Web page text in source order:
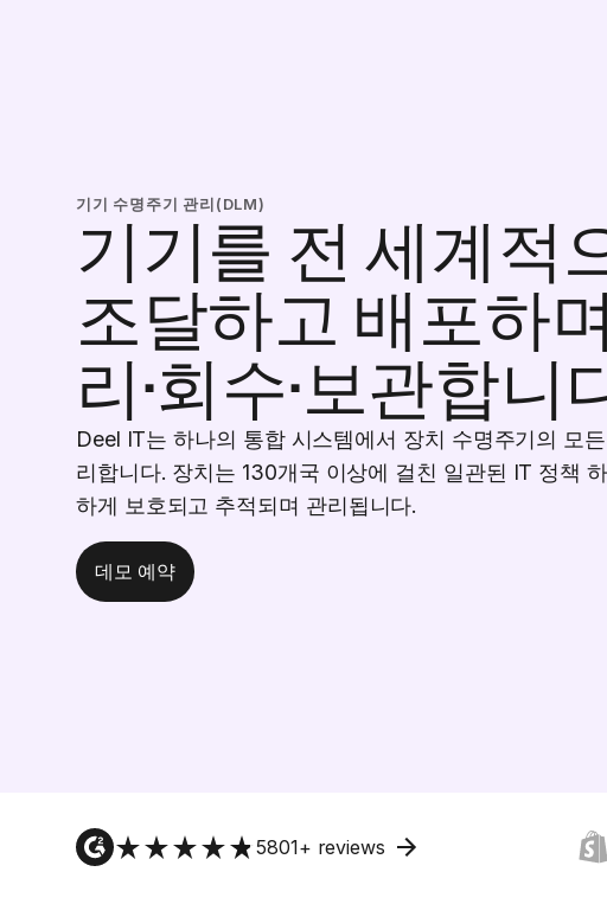
기기 수명주기 관리(DLM)
기기를 전 세계적
조달하고 배포하
리·회수·보관합니
Deel IT는 하나의 통합 시스템에서 장치 수명주기의 모
리합니다. 장치는 130개국 이상에 걸친 일관된 IT 정책
하게 보호되고 추적되며 관리됩니다.
데모 예약
5801+ reviews